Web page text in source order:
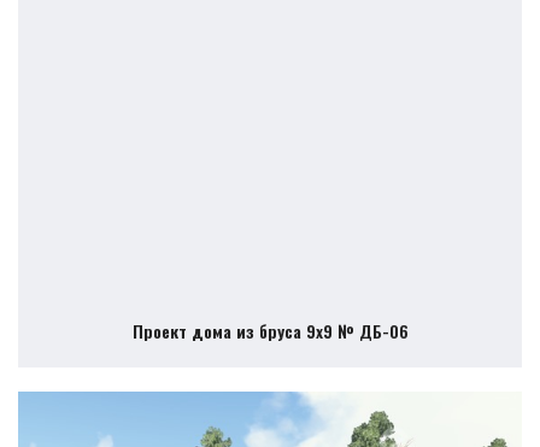
Проект дома из бруса 9х9 № ДБ-06